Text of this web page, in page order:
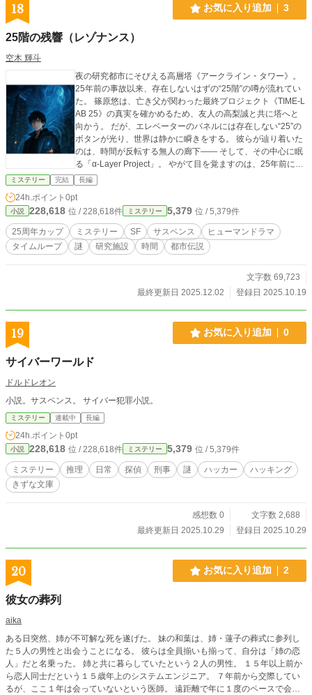
18 お気に入り追加 3
25階の残響（レゾナンス）
空木 輝斗
夜の研究都市にそびえる高層塔《アークライン・タワー》。
25年前の事故以来、存在しないはずの“25階”の噂が流れてい
た。 篠原悠は、亡き父が関わった最終プロジェクト《TIME-L
AB 25》の真実を確かめるため、友人の高梨誠と共に塔へと
向かう。 だが、エレベーターのパネルには存在しない“25”の
ボタンが光り、世界は静かに瞬きをする。 彼らが辿り着いた
のは、時間が反転する無人の廊下―― そして、その中心に眠
る「α-Layer Project」。 やがて目を覚ますのは、25年前に失
われた研究者たちの記録、そして彼ら自身の過去。 父が遺し
た装置《RECON-25》が再起動し、“観測者”としての悠の時
間が動き出す。 過去・現在・未来・虚数・零点―― 五つの時
間層を越えて、失われた“記録”が再び共鳴を始める。 「――2
5階の扉は、あと四つ。 次に見るのは、“未来”の残響だ。」
記録と記憶が交錯する、時間SFサスペンス。 誰もたどり着け
なかった“25階”で、世界の因果が音を立てて共鳴する――。
ミステリー 完結 長編
24h.ポイント 0pt
小説 228,618 位 / 228,618件 ミステリー 5,379 位 / 5,379件
25周年カップ ミステリー SF サスペンス
ヒューマンドラマ
タイムループ
謎 研究施設 時間 都市伝説
文字数 69,723
最終更新日 2025.12.02
登録日 2025.10.19
19 お気に入り追加 0
サイバーワールド
ドルドレオン
小説。サスペンス。 サイバー犯罪小説。
ミステリー 連載中 長編
24h.ポイント 0pt
小説 228,618 位 / 228,618件 ミステリー 5,379 位 / 5,379件
ミステリー 推理 日常 探偵 刑事 謎 ハッカー
ハッキング
きずな文庫
感想数 0
文字数 2,688
最終更新日 2025.10.29
登録日 2025.10.29
20 お気に入り追加 2
彼女の葬列
aika
ある日突然、姉が不可解な死を遂げた。 妹の和葉は、姉・蓮子の葬式に参列し
た５人の男性と出会うことになる。 彼らは全員揃いも揃って、自分は「姉の恋
人」だと名乗った。 姉と共に暮らしていたという２人の男性。 １５年以上前か
ら恋人同士だという１５歳年上のシステムエンジニア。 ７年前から交際してい
るが、ここ１年は会っていないという医師。 遠距離で年に１度のペースで会っ